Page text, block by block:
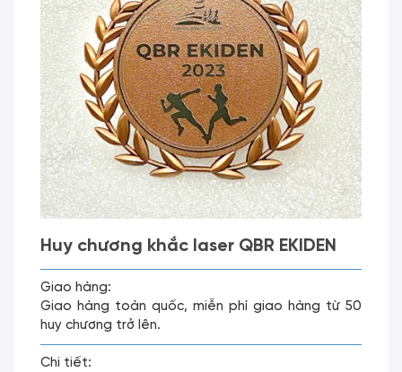
Huy chương khắc laser QBR EKIDEN
Giao hàng:
Giao hàng toàn quốc, miễn phí giao hàng từ 50
huy chương trở lên.
Chi tiết: